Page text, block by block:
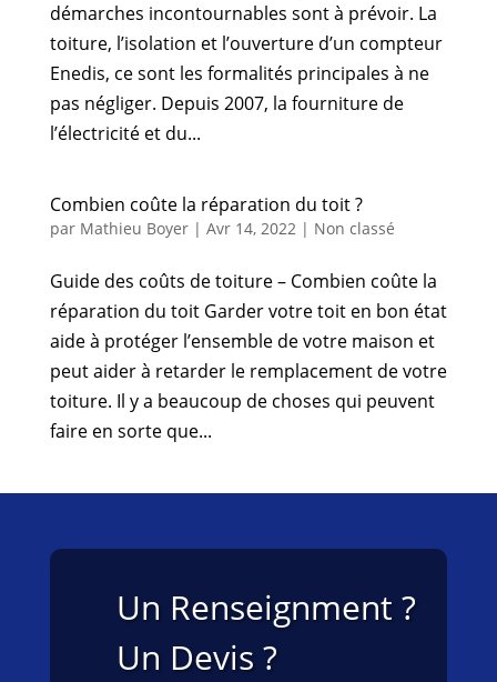
démarches incontournables sont à prévoir. La
toiture, l’isolation et l’ouverture d’un compteur
Enedis, ce sont les formalités principales à ne
pas négliger. Depuis 2007, la fourniture de
l’électricité et du...
Combien coûte la réparation du toit ?
par Mathieu Boyer| Avr 14, 2022| Non classé
Guide des coûts de toiture – Combien coûte la
réparation du toit Garder votre toit en bon état
aide à protéger l’ensemble de votre maison et
peut aider à retarder le remplacement de votre
toiture. Il y a beaucoup de choses qui peuvent
faire en sorte que...
Un Renseignment ?
Un Devis ?